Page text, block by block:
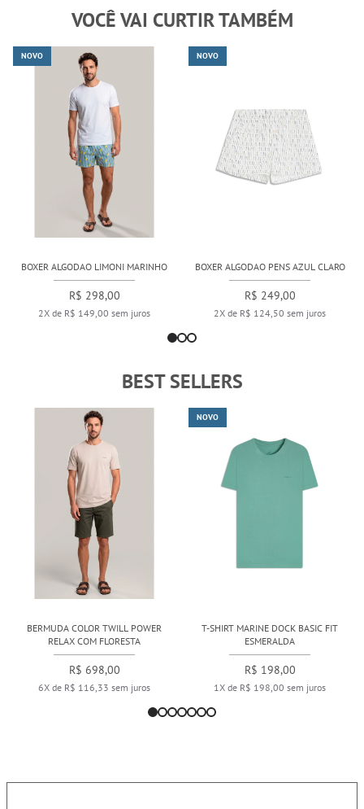
VOCÊ VAI CURTIR TAMBÉM
BOXER ALGODAO LIMONI MARINHO
R$ 298,00
2X de R$ 149,00 sem juros
NOVO
BOXER ALGODAO PENS AZUL CLARO
R$ 249,00
2X de R$ 124,50 sem juros
NOVO
BEST SELLERS
BERMUDA COLOR TWILL POWER
RELAX COM FLORESTA
R$ 698,00
6X de R$ 116,33 sem juros
T-SHIRT MARINE DOCK BASIC FIT
ESMERALDA
R$ 198,00
1X de R$ 198,00 sem juros
NOVO